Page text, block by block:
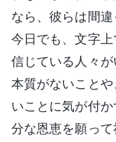
なら、彼らは間違
今日でも、文字
信じている人々
本質がないこと
いことに気が付
分な恩恵を願っ